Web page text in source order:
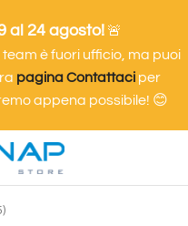
al 24 agosto!🚨
è fuori ufficio, ma puoi
pagina Contattaciper
appena possibile! 😊